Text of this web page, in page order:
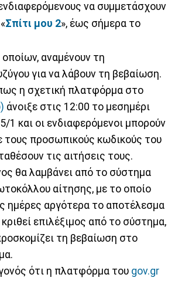
να συμμετάσχουν
Σπίτι μου 2», έως σήμερα το
αναμένουν τη
για να λάβουν τη βεβαίωση.
η σχετική πλατφόρμα στο
άνοιξε στις 12:00 το μεσημέρι
1 και οι ενδιαφερόμενοι μπορούν
τους προσωπικούς κωδικούς του
τις αιτήσεις τους.
θα λαμβάνει από το σύστημα
αίτησης, με το οποίο
ημέρες αργότερα το αποτέλεσμα
επιλέξιμος από το σύστημα,
τη βεβαίωση στο
ότι η πλατφόρμα του gov.gr